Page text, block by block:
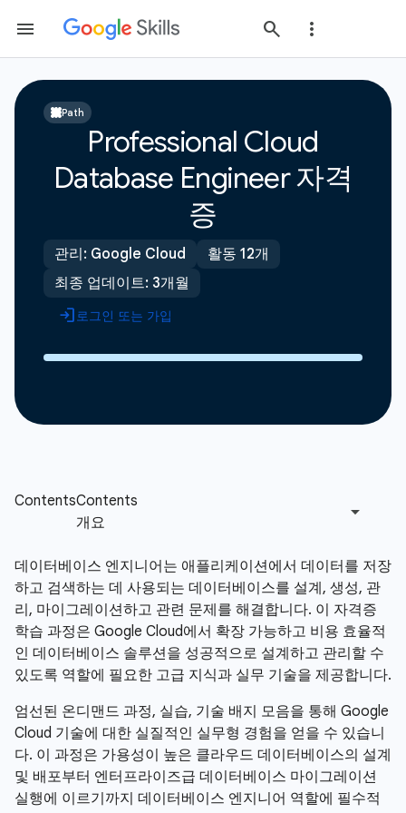
Path
Professional Cloud
Database Engineer 자격
증
관리: Google Cloud
활동 12개
최종 업데이트: 3개월
로그인 또는 가입
데이터베이스 엔지니어는 애플리케이션에서 데이터를 저장
하고 검색하는 데 사용되는 데이터베이스를 설계, 생성, 관
리, 마이그레이션하고 관련 문제를 해결합니다. 이 자격증
학습 과정은 Google Cloud에서 확장 가능하고 비용 효율적
인 데이터베이스 솔루션을 성공적으로 설계하고 관리할 수
있도록 역할에 필요한 고급 지식과 실무 기술을 제공합니다.
엄선된 온디맨드 과정, 실습, 기술 배지 모음을 통해 Google
Cloud 기술에 대한 실질적인 실무형 경험을 얻을 수 있습니
다. 이 과정은 가용성이 높은 클라우드 데이터베이스의 설계
및 배포부터 엔터프라이즈급 데이터베이스 마이그레이션
실행에 이르기까지 데이터베이스 엔지니어 역할에 필수적